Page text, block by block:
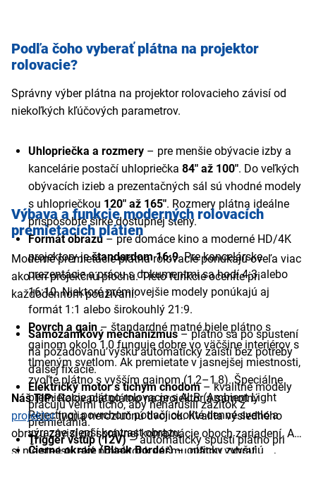
Podľa čoho vyberať plátna na projektor
rolovacie?
Správny výber plátna na projektor rolovacieho závisí od
niekoľkých kľúčových parametrov.
Uhlopriečka a rozmery – pre menšie obývacie izby a
kancelárie postačí uhlopriečka 84" až 100". Do veľkých
obývacích izieb a prezentačných sál sú vhodné modely
s uhlopriečkou 120" až 165". Rozmery plátna ideálne
prispôsobte šírke dostupnej steny.
Formát obrazu– pre domáce kino a moderné HD/4K
projektory ještandardom 16:9. Pre kancelárske
prezentácie a prácu s dokumentmi sa hodí 4:3 alebo
16:10. Niektoré prémiovejšie modely ponúkajú aj
formát 1:1 alebo širokouhlý 21:9.
Povrch a gain – štandardné matné biele plátno s
gainom okolo 1,0 funguje dobre vo väčšine interiérov s
tlmeným svetlom. Ak premietate v jasnejšej miestnosti,
zvoľte plátno s vyšším gainom (1,2–1,8). Špeciálne
premietacie plátno rolovacie s ALR (Ambient Light
Rejecting) povrchom potlačí okolité denné svetlo a
výrazne zlepší kontrast obrazu.
Čierne okraje (Black Border)– opticky zvyšujú
Výbava a funkcie moderných rolovacích
premietacích plátien
Moderné premietacie plátna rolovacie ponúkajú oveľa viac
ako len projekčnú plochu. Tieto funkcie oceníte pri
každodennom používaní:
Samozámkový mechanizmus– plátno sa po spustení
na požadovanú výšku automaticky zaistí bez potreby
ďalšej fixácie.
Elektrický motor s tichým chodom– kvalitné modely
pracujú veľmi ticho, aby nenarušili zážitok z
premietania.
Trigger vstup (12V)– automaticky spustí plátno pri
zapnutí projektora, bez potreby manuálneho zásahu.
Náš TIP:Rolovacie plátno na projektor a samotný
projektortvoria nerozlučnú dvojicu. Kvalita výsledného
obrazu závisí od správnej kombinácie oboch zariadení. Ak
si nie ste istí, aký projektor k vášmu plátnu vybrať,